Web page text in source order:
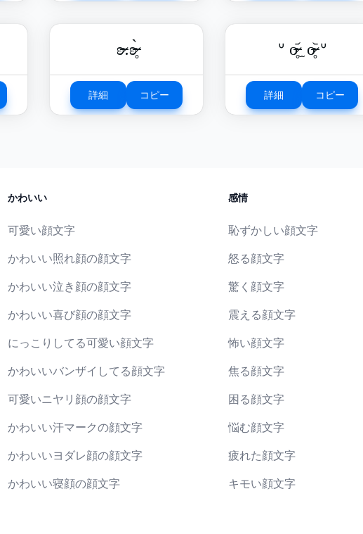
ʚ̴̶̷.ʚ̴̶̷̥̀
詳細 コピー
ᐡ o̴̶̷̥᷄ ̫ o̴̶̷̥᷅ ᐡ
詳細 コピー
かわいい
可愛い顔文字
かわいい照れ顔の顔文字
かわいい泣き顔の顔文字
かわいい喜び顔の顔文字
にっこりしてる可愛い顔文字
かわいいバンザイしてる顔文字
可愛いニヤリ顔の顔文字
かわいい汗マークの顔文字
かわいいヨダレ顔の顔文字
かわいい寝顔の顔文字
感情
恥ずかしい顔文字
怒る顔文字
驚く顔文字
震える顔文字
怖い顔文字
焦る顔文字
困る顔文字
悩む顔文字
疲れた顔文字
キモい顔文字